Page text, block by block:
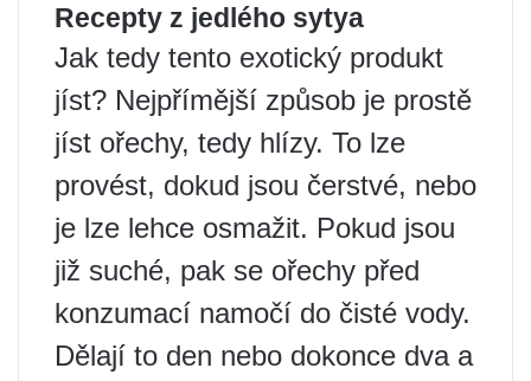
Recepty z jedlého sytya
Jak tedy tento exotický produkt
jíst? Nejpřímější způsob je prostě
jíst ořechy, tedy hlízy. To lze
provést, dokud jsou čerstvé, nebo
je lze lehce osmažit. Pokud jsou
již suché, pak se ořechy před
konzumací namočí do čisté vody.
Dělají to den nebo dokonce dva a